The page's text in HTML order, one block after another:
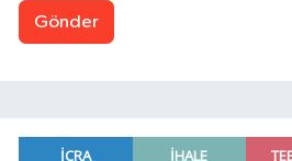
Gönder